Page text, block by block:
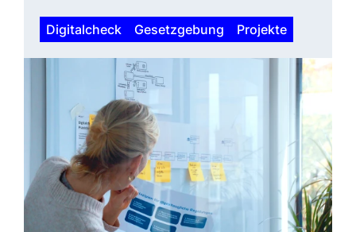
Digitalcheck Gesetzgebung Projekte